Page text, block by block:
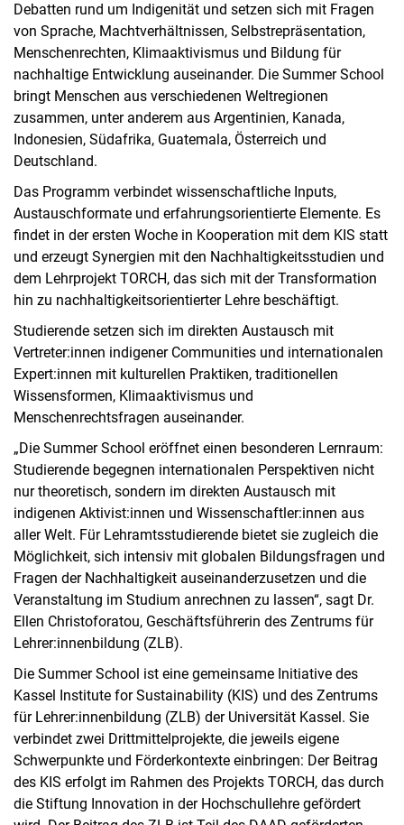
Debatten rund um Indigenität und setzen sich mit Fragen
von Sprache, Machtverhältnissen, Selbstrepräsentation,
Menschenrechten, Klimaaktivismus und Bildung für
nachhaltige Entwicklung auseinander. Die Summer School
bringt Menschen aus verschiedenen Weltregionen
zusammen, unter anderem aus Argentinien, Kanada,
Indonesien, Südafrika, Guatemala, Österreich und
Deutschland.
Das Programm verbindet wissenschaftliche Inputs,
Austauschformate und erfahrungsorientierte Elemente. Es
findet in der ersten Woche in Kooperation mit dem KIS statt
und erzeugt Synergien mit den Nachhaltigkeitsstudien und
dem Lehrprojekt TORCH, das sich mit der Transformation
hin zu nachhaltigkeitsorientierter Lehre beschäftigt.
Studierende setzen sich im direkten Austausch mit
Vertreter:innen indigener Communities und internationalen
Expert:innen mit kulturellen Praktiken, traditionellen
Wissensformen, Klimaaktivismus und
Menschenrechtsfragen auseinander.
„Die Summer School eröffnet einen besonderen Lernraum:
Studierende begegnen internationalen Perspektiven nicht
nur theoretisch, sondern im direkten Austausch mit
indigenen Aktivist:innen und Wissenschaftler:innen aus
aller Welt. Für Lehramtsstudierende bietet sie zugleich die
Möglichkeit, sich intensiv mit globalen Bildungsfragen und
Fragen der Nachhaltigkeit auseinanderzusetzen und die
Veranstaltung im Studium anrechnen zu lassen“, sagt Dr.
Ellen Christoforatou, Geschäftsführerin des Zentrums für
Lehrer:innenbildung (ZLB).
Die Summer School ist eine gemeinsame Initiative des
Kassel Institute for Sustainability (KIS) und des Zentrums
für Lehrer:innenbildung (ZLB) der Universität Kassel. Sie
verbindet zwei Drittmittelprojekte, die jeweils eigene
Schwerpunkte und Förderkontexte einbringen: Der Beitrag
des KIS erfolgt im Rahmen des Projekts TORCH, das durch
die Stiftung Innovation in der Hochschullehre gefördert